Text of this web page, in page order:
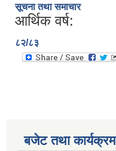
सूचना तथा समाचार
आर्थिक वर्ष:
८२/८३
बजेट तथा कार्यक्रम